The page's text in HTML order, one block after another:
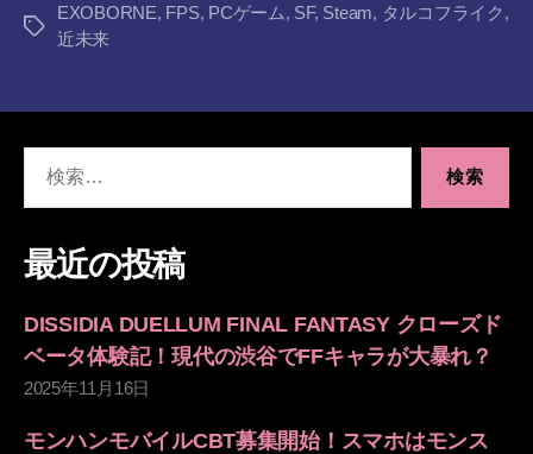
タ
EXOBORNE, FPS, PCゲーム, SF, Steam, タルコフライク ,
近未来
象:
最近の投稿
DISSIDIA DUELLUM FINAL FANTASY クローズド
ベータ体験記！現代の渋谷でFFキャラが大暴れ？
2025年11月16日
モンハンモバイルCBT募集開始！スマホはモンス